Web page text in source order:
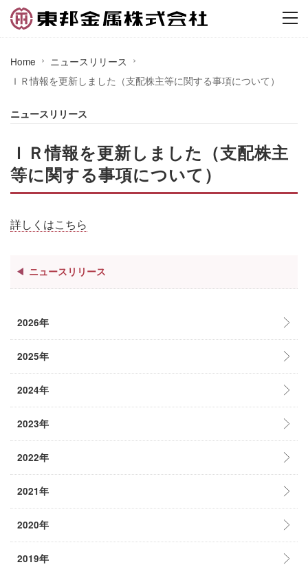
Home
ニュースリリース
ＩＲ情報を更新しました（支配株主等に関する事項について）
ニュースリリース
ＩＲ情報を更新しました（支配株主
等に関する事項について）
詳しくはこちら
ニュースリリース
2026年
2025年
2024年
2023年
2022年
2021年
2020年
2019年